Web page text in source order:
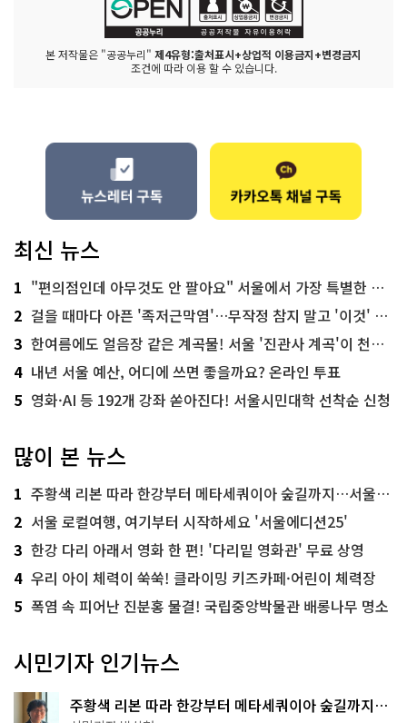
본 저작물은 "공공누리" 제4유형:출처표시+상업적 이용금지+변경금지
조건에 따라 이용 할 수 있습니다.
최신 뉴스
1 "편의점인데 아무것도 안 팔아요" 서울에서 가장 특별한 편의점의 정체
2 걸을 때마다 아픈 '족저근막염'…무작정 참지 말고 '이것' 해보세요!
3 한여름에도 얼음장 같은 계곡물! 서울 '진관사 계곡'이 천국이네~
4 내년 서울 예산, 어디에 쓰면 좋을까요? 온라인 투표
5 영화·AI 등 192개 강좌 쏟아진다! 서울시민대학 선착순 신청
많이 본 뉴스
1 주황색 리본 따라 한강부터 메타세쿼이아 숲길까지…서울둘레길 15코스
2 서울 로컬여행, 여기부터 시작하세요 '서울에디션25'
3 한강 다리 아래서 영화 한 편! '다리밑 영화관' 무료 상영
4 우리 아이 체력이 쑥쑥! 클라이밍 키즈카페·어린이 체력장
5 폭염 속 피어난 진분홍 물결! 국립중앙박물관 배롱나무 명소
시민기자 인기뉴스
주황색 리본 따라 한강부터 메타세쿼이아 숲길까지…